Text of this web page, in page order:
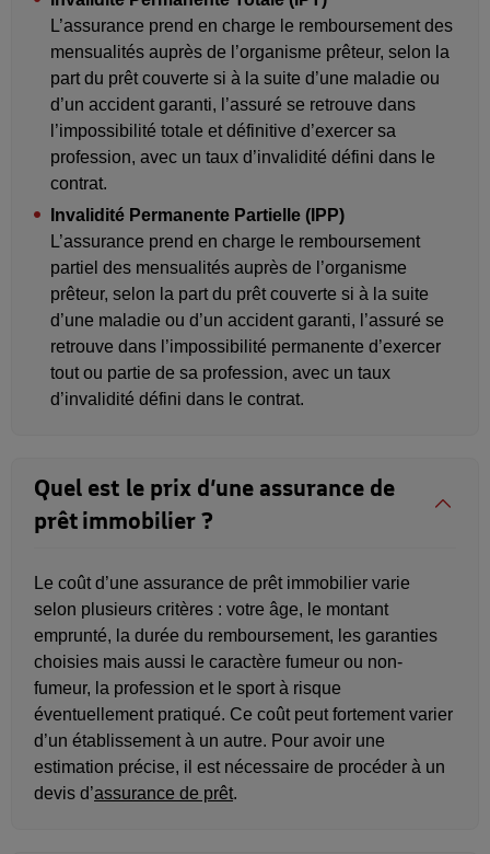
L’assurance prend en charge le remboursement des
mensualités auprès de l’organisme prêteur, selon la
part du prêt couverte si à la suite d’une maladie ou
d’un accident garanti, l’assuré se retrouve dans
l’impossibilité totale et définitive d’exercer sa
profession, avec un taux d’invalidité défini dans le
contrat.
Invalidité Permanente Partielle (IPP)
L’assurance prend en charge le remboursement
partiel des mensualités auprès de l’organisme
prêteur, selon la part du prêt couverte si à la suite
d’une maladie ou d’un accident garanti, l’assuré se
retrouve dans l’impossibilité permanente d’exercer
tout ou partie de sa profession, avec un taux
d’invalidité défini dans le contrat.
Quel est le prix d’une assurance de
prêt immobilier ?
Le coût d’une assurance de prêt immobilier varie
selon plusieurs critères : votre âge, le montant
emprunté, la durée du remboursement, les garanties
choisies mais aussi le caractère fumeur ou non-
fumeur, la profession et le sport à risque
éventuellement pratiqué. Ce coût peut fortement varier
d’un établissement à un autre. Pour avoir une
estimation précise, il est nécessaire de procéder à un
devis d’assurance de prêt.